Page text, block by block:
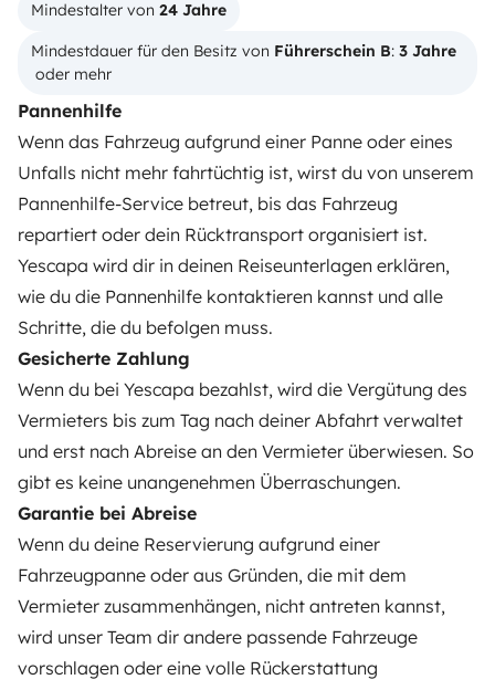
Mindestalter von 24 Jahre
Mindestdauer für den Besitz von Führerschein B: 3 Jahre
oder mehr
Pannenhilfe
Wenn das Fahrzeug aufgrund einer Panne oder eines
Unfalls nicht mehr fahrtüchtig ist, wirst du von unserem
Pannenhilfe-Service betreut, bis das Fahrzeug
repartiert oder dein Rücktransport organisiert ist.
Yescapa wird dir in deinen Reiseunterlagen erklären,
wie du die Pannenhilfe kontaktieren kannst und alle
Schritte, die du befolgen muss.
Gesicherte Zahlung
Wenn du bei Yescapa bezahlst, wird die Vergütung des
Vermieters bis zum Tag nach deiner Abfahrt verwaltet
und erst nach Abreise an den Vermieter überwiesen. So
gibt es keine unangenehmen Überraschungen.
Garantie bei Abreise
Wenn du deine Reservierung aufgrund einer
Fahrzeugpanne oder aus Gründen, die mit dem
Vermieter zusammenhängen, nicht antreten kannst,
wird unser Team dir andere passende Fahrzeuge
vorschlagen oder eine volle Rückerstattung
Deine ersten Schritte mit dem Wohnmobil
Die Bewertungen unserer User
Hilfe für Mieter
VERMIETER
Wohnmobil vermieten
Mietvertrag
Mietversicherung
Mietpannenhilfe
Hilfe für Vermieter
Ratenzahlung
Herunterladen im
App Store
Verfügbar auf
Google Play